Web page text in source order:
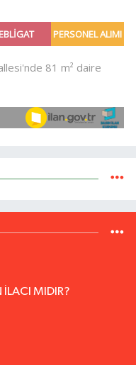
İLACI MIDIR?